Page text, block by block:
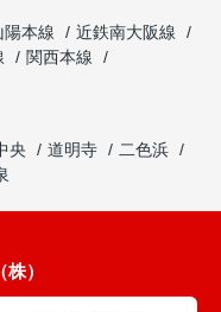
陽本線
近鉄南大阪線
関西本線
央 道明寺
二色浜
）